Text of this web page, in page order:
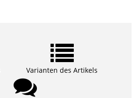
Varianten des Artikels